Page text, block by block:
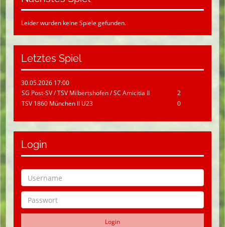
Leider wurden keine Spiele gefunden.
Letztes Spiel
30.05.2026 17:00
SG Post-SV / TSV Milbertshofen / SC Amicitia II
2
TSV 1860 München II U23
0
Login